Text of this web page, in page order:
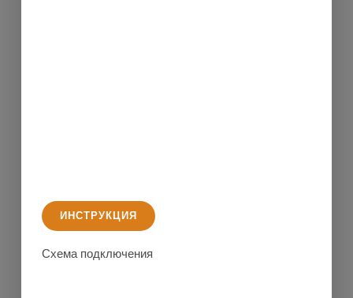
ИНСТРУКЦИЯ
Схема подключения